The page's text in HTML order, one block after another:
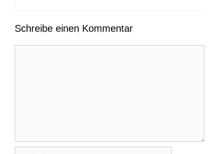
Schreibe einen Kommentar